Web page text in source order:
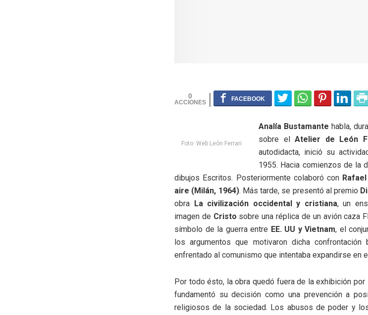
0
Foto: Web León Ferrari
Analía Bustamante habla,
sobre elAtelier de León
autodidacta, inició su
1955. Hacia comienzos de la
dibujos Escritos. Posteriormente colaboró con
aire (Milán, 1964). Más tarde, se presentó al premio
obra La civilización occidental y cristiana, un
imagen de Cristo sobre una réplica de un avión caza
símbolo de la guerra entre EE. UU y Vietnam, el
los argumentos que motivaron dicha
enfrentado al comunismo que intentaba expandirse en
Por todo ésto, la obra quedó fuera de la exhibición por
fundamentó su decisión como una prevención a
religiosos de la sociedad. Los abusos de poder y